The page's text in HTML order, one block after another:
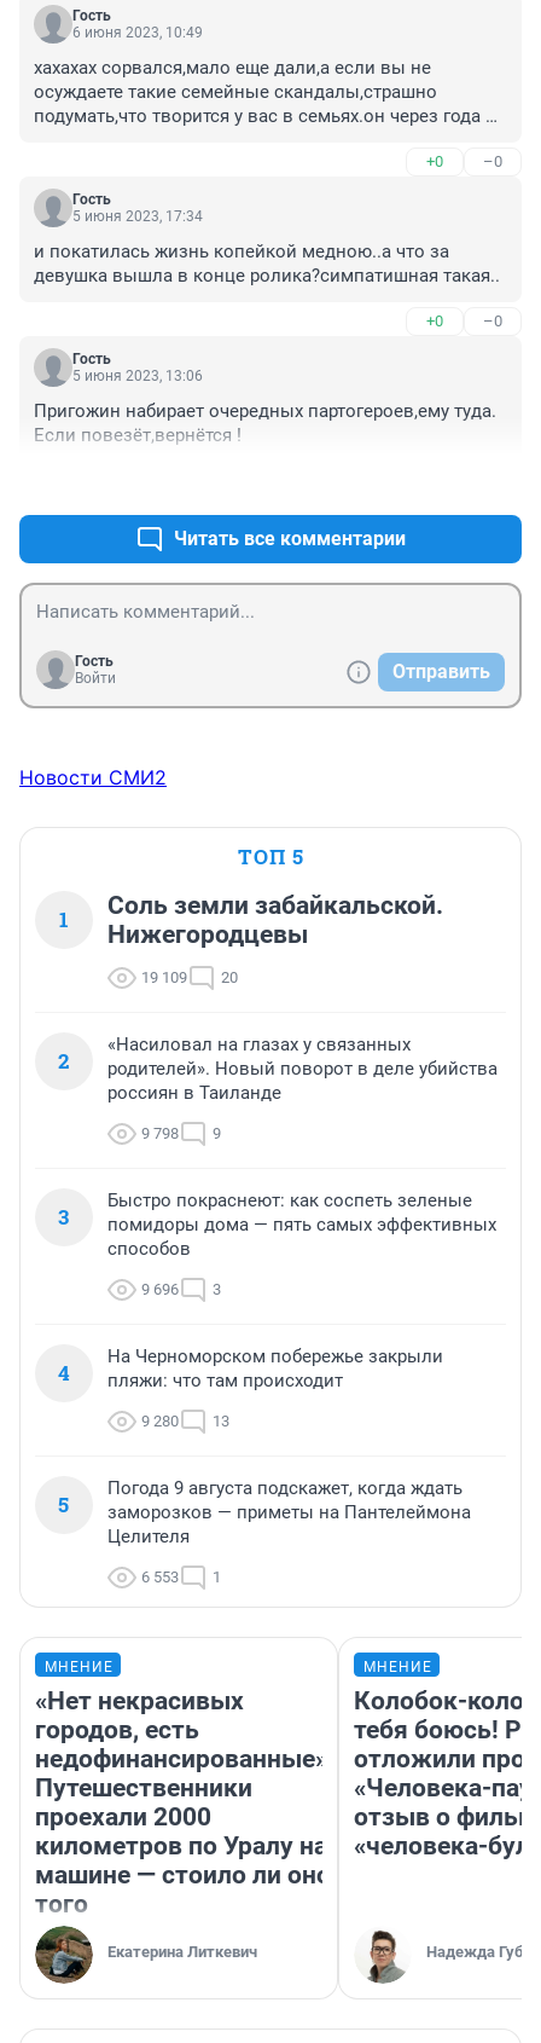
Гость
6 июня 2023, 10:49
хахахах сорвался,мало еще дали,а если вы не
осуждаете такие семейные скандалы,страшно
подумать,что творится у вас в семьях.он через года
+0 –0
Гость
5 июня 2023, 17:34
и покатилась жизнь копейкой медною..а что за
девушка вышла в конце ролика?симпатишная такая..
+0 –0
Гость
5 июня 2023, 13:06
Пригожин набирает очередных партогероев,ему туда.
Если повезёт,вернётся !
Читать все комментарии
Гость
Войти
Отправить
Новости СМИ2
ТОП 5
1
Соль земли забайкальской.
Нижегородцевы
19 109 20
2
«Насиловал на глазах у связанных
родителей». Новый поворот в деле убийства
россиян в Таиланде
9 798 9
3
Быстро покраснеют: как соспеть зеленые
помидоры дома — пять самых эффективных
способов
9 696 3
4
На Черноморском побережье закрыли
пляжи: что там происходит
9 280 13
5
Погода 9 августа подскажет, когда ждать
заморозков — приметы на Пантелеймона
Целителя
6 553 1
МНЕНИЕ
«Нет некрасивых
городов, есть
недофинансированные».
Путешественники
проехали 2000
километров по Уралу на
машине — стоило ли оно
того
Екатерина Литкевич
МНЕНИЕ
Колобок-
тебя боюсь!
отложили
«Человека-
отзыв о
«человека-
Надежда